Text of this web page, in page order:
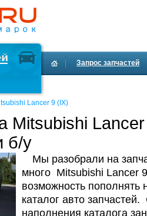
Запрос запчастей
Lancer 9 (IX)
Mitsubishi
б/у
Мы разобрали на
много Mitsubishi Lancer
возможность пополнять
каталог авто
наполнения каталога